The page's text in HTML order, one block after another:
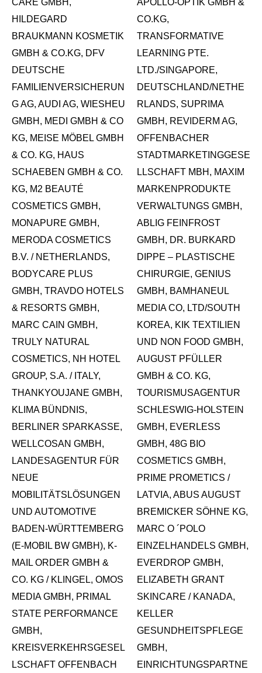
HILDEGARD
BRAUKMANN KOSMETIK
GMBH & CO.KG, DFV
DEUTSCHE
FAMILIENVERSICHERUN
G AG, AUDI AG, WIESHEU
GMBH, MEDI GMBH & CO
KG, MEISE MÖBEL GMBH
& CO. KG, HAUS
SCHAEBEN GMBH & CO.
KG, M2 BEAUTÉ
COSMETICS GMBH,
MONAPURE GMBH,
MERODA COSMETICS
B.V. / NETHERLANDS,
BODYCARE PLUS
GMBH, TRAVDO HOTELS
& RESORTS GMBH,
MARC CAIN GMBH,
TRULY NATURAL
COSMETICS, NH HOTEL
GROUP, S.A. / ITALY,
THANKYOUJANE GMBH,
KLIMA BÜNDNIS,
BERLINER SPARKASSE,
WELLCOSAN GMBH,
LANDESAGENTUR FÜR
NEUE
MOBILITÄTSLÖSUNGEN
UND AUTOMOTIVE
BADEN-WÜRTTEMBERG
(E-MOBIL BW GMBH), K-
MAIL ORDER GMBH &
CO. KG / KLINGEL, OMOS
MEDIA GMBH, PRIMAL
STATE PERFORMANCE
GMBH,
KREISVERKEHRSGESEL
LSCHAFT OFFENBACH
CO.KG,
TRANSFORMATIVE
LEARNING PTE.
LTD./SINGAPORE,
DEUTSCHLAND/NETHE
RLANDS, SUPRIMA
GMBH, REVIDERM AG,
OFFENBACHER
STADTMARKETINGGESE
LLSCHAFT MBH, MAXIM
MARKENPRODUKTE
VERWALTUNGS GMBH,
ABLIG FEINFROST
GMBH, DR. BURKARD
DIPPE – PLASTISCHE
CHIRURGIE, GENIUS
GMBH, BAMHANEUL
MEDIA CO, LTD/SOUTH
KOREA, KIK TEXTILIEN
UND NON FOOD GMBH,
AUGUST PFÜLLER
GMBH & CO. KG,
TOURISMUSAGENTUR
SCHLESWIG-HOLSTEIN
GMBH, EVERLESS
GMBH, 48G BIO
COSMETICS GMBH,
PRIME PROMETICS /
LATVIA, ABUS AUGUST
BREMICKER SÖHNE KG,
MARC O ´POLO
EINZELHANDELS GMBH,
EVERDROP GMBH,
ELIZABETH GRANT
SKINCARE / KANADA,
KELLER
GESUNDHEITSPFLEGE
GMBH,
EINRICHTUNGSPARTNE